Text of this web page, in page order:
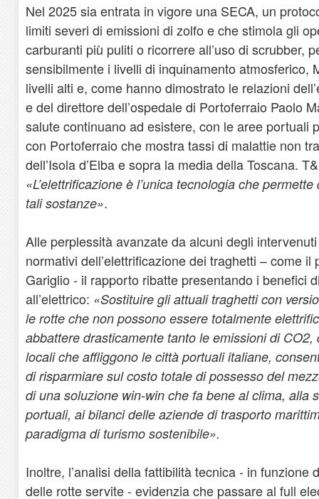
Nel 2025 sia entrata in vigore una SECA, un
limiti severi di emissioni di zolfo e che stimola gli
carburanti più puliti o ricorrere all’uso di scrubber,
sensibilmente i livelli di inquinamento atmosferico,
livelli alti e, come hanno dimostrato le relazioni
e del direttore dell’ospedale di Portoferraio Paolo
salute continuano ad esistere, con le aree portuali
con Portoferraio che mostra tassi di malattie non
dell’Isola d’Elba e sopra la media della Toscana.
«L’elettrificazione è l’unica tecnologia che
tali sostanze».
Alle perplessità avanzate da alcuni degli
normativi dell’elettrificazione dei traghetti – come il
Gariglio - il rapporto ribatte presentando i benefici
all’elettrico: «Sostituire gli attuali traghetti con
le rotte che non possono essere totalmente
abbattere drasticamente tanto le emissioni di
locali che affliggono le città portuali italiane,
di risparmiare sul costo totale di possesso del
di una soluzione win-win che fa bene al clima, alla
portuali, ai bilanci delle aziende di trasporto
paradigma di turismo sostenibile».
Inoltre, l’analisi della fattibilità tecnica - in funzione
delle rotte servite - evidenzia che passare al full